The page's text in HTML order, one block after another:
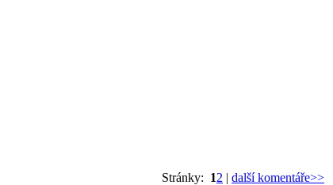
Stránky: 12 | další komentáře>>